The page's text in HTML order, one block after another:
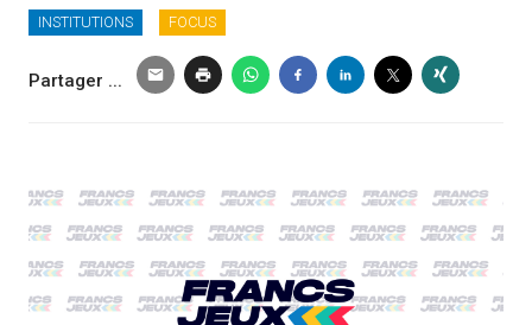
INSTITUTIONS FOCUS
Partager ...